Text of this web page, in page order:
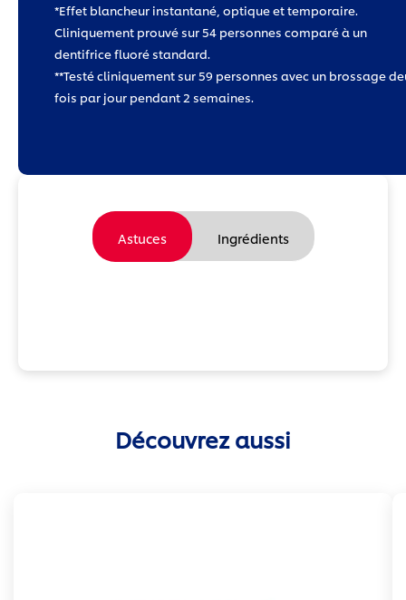
*Effet blancheur instantané, optique et temporaire.
Cliniquement prouvé sur 54 personnes comparé à un
dentifrice fluoré standard.
**Testé cliniquement sur 59 personnes avec un brossage
fois par jour pendant 2 semaines.
Astuces Ingrédients
Découvrez aussi